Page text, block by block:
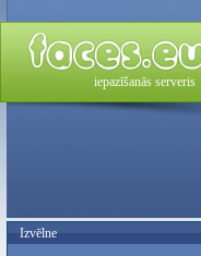
iepazīšanās serveris
Izvēlne